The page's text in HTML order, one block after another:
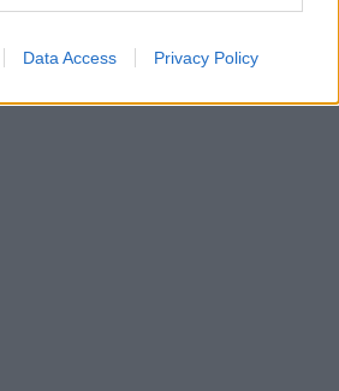
Data Access Privacy Policy